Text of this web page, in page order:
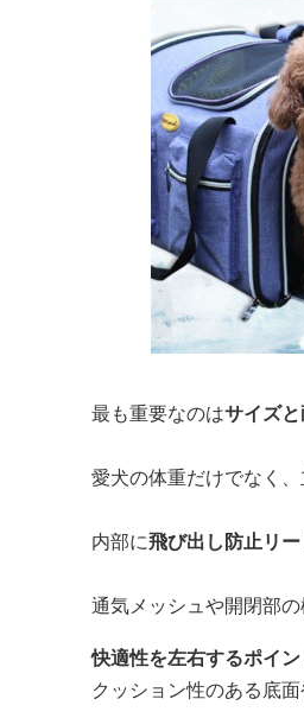
最も重要なのはサイズ
愛犬の体重だけでなく
内部に飛び出し防止リー
通気メッシュや開閉部
快適性を左右するポイン
クッション性のある底